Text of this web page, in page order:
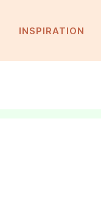
INSPIRATION